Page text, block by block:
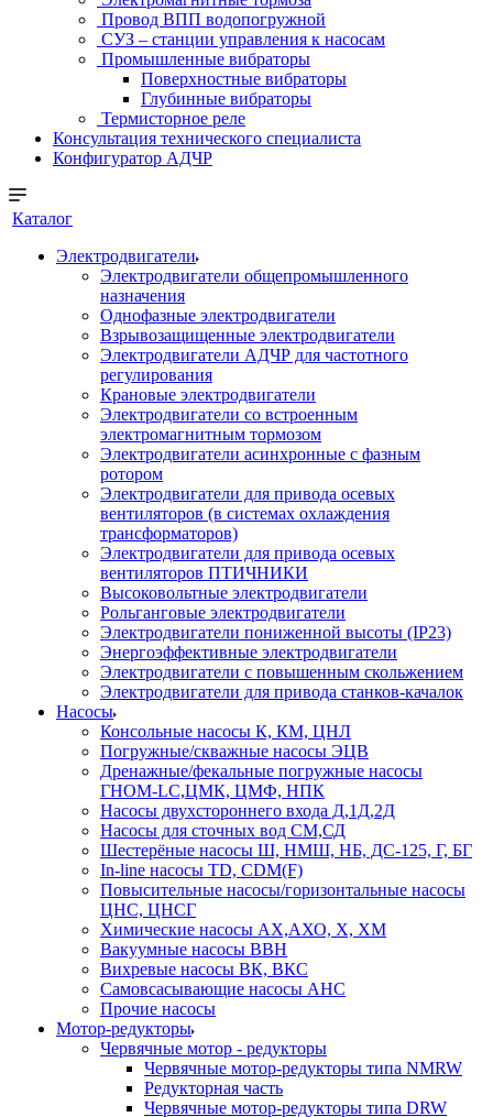
Провод ВПП водопогружной
СУЗ – станции управления к насосам
Промышленные вибраторы
Поверхностные вибраторы
Глубинные вибраторы
Термисторное реле
Консультация технического специалиста
Конфигуратор АДЧР
Каталог
Электродвигатели
Электродвигатели общепромышленного
назначения
Однофазные электродвигатели
Взрывозащищенные электродвигатели
Электродвигатели АДЧР для частотного
регулирования
Крановые электродвигатели
Электродвигатели со встроенным
электромагнитным тормозом
Электродвигатели асинхронные с фазным
ротором
Электродвигатели для привода осевых
вентиляторов (в системах охлаждения
трансформаторов)
Электродвигатели для привода осевых
вентиляторов ПТИЧНИКИ
Высоковольтные электродвигатели
Рольганговые электродвигатели
Электродвигатели пониженной высоты (IP23)
Энергоэффективные электродвигатели
Электродвигатели с повышенным скольжением
Электродвигатели для привода станков-качалок
Насосы
Консольные насосы К, КМ, ЦНЛ
Погружные/скважные насосы ЭЦВ
Дренажные/фекальные погружные насосы
ГНОМ-LC,ЦМК, ЦМФ, НПК
Насосы двухстороннего входа Д,1Д,2Д
Насосы для сточных вод СМ,СД
Шестерёные насосы Ш, НМШ, НБ, ДС-125, Г, БГ
In-line насосы TD, CDM(F)
Повысительные насосы/горизонтальные насосы
ЦНС, ЦНСГ
Химические насосы АХ,АХО, Х, ХМ
Вакуумные насосы ВВН
Вихревые насосы ВК, ВКС
Самовсасывающие насосы АНС
Прочие насосы
Мотор-редукторы
Червячные мотор - редукторы
Червячные мотор-редукторы типа NMRW
Редукторная часть
Червячные мотор-редукторы типа DRW